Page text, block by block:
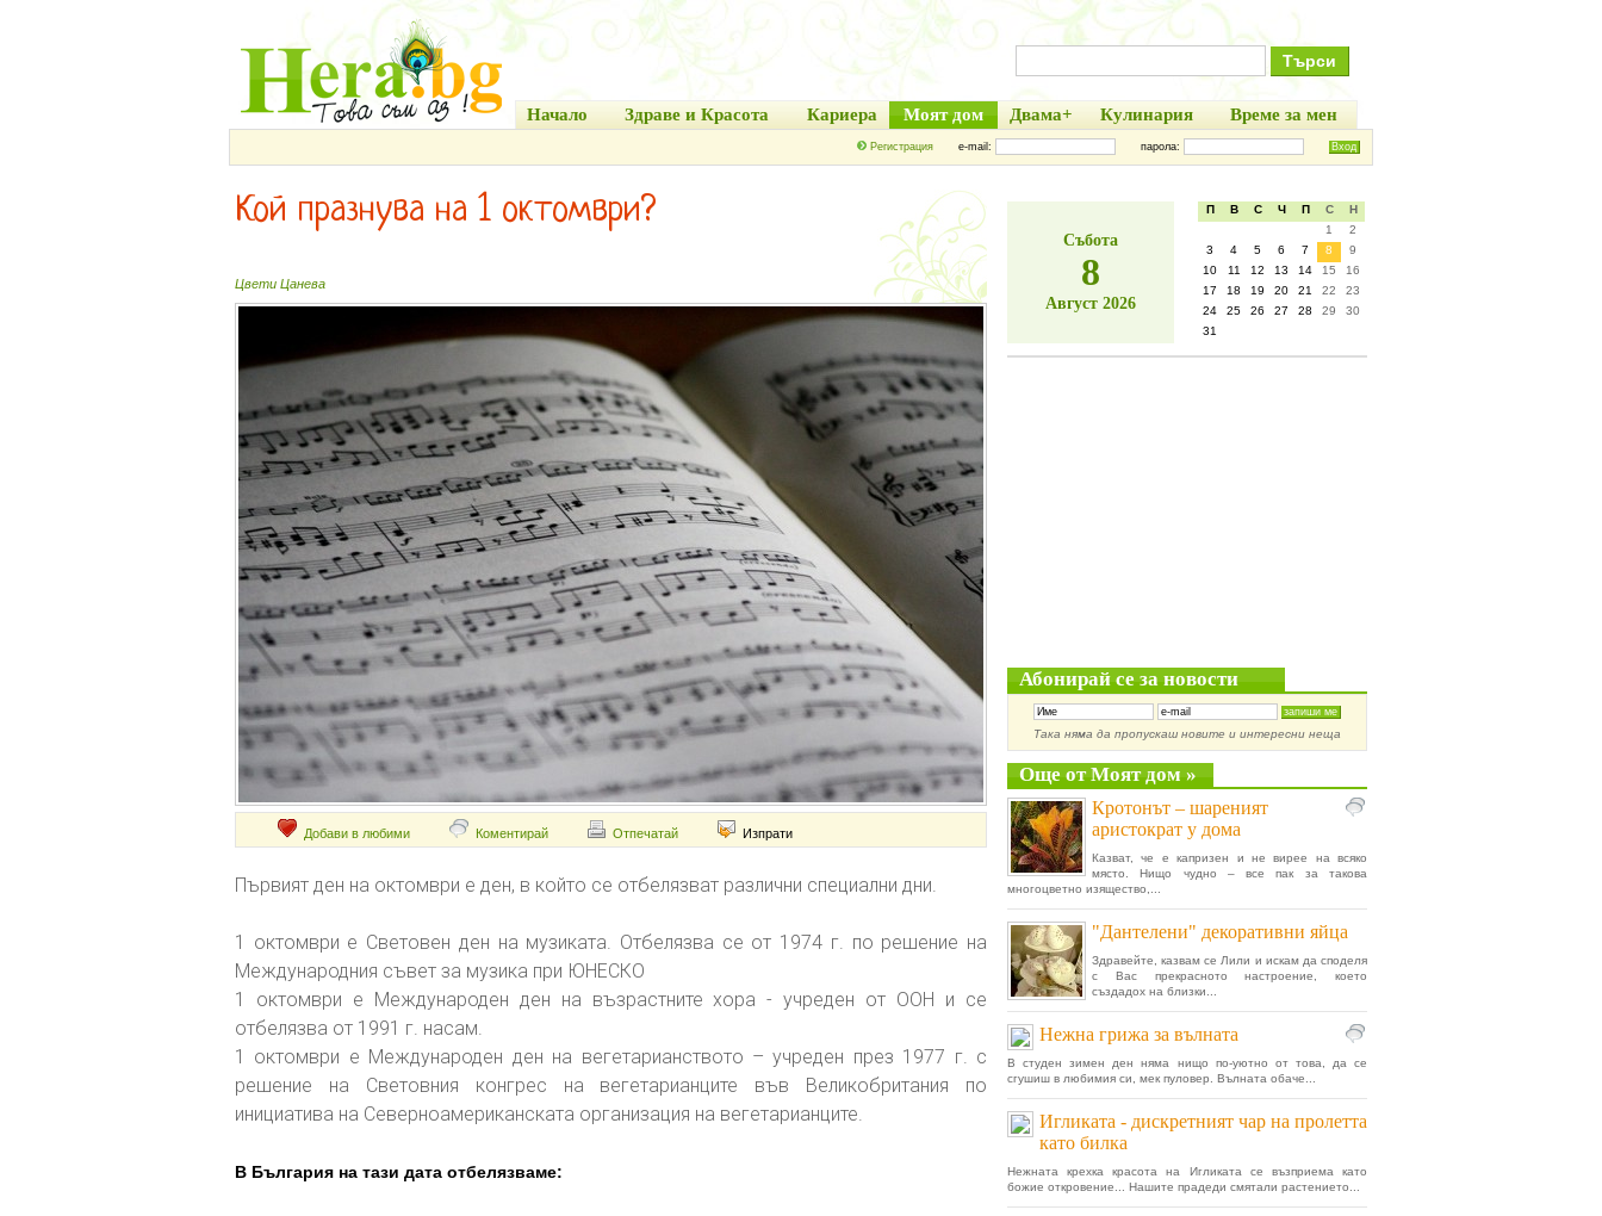
Начало Здраве и Красота Кариера Моят дом Двама+ Кулинария Време за мен
Регистрация e-mail: парола:
Кой празнува на 1 октомври?
Цвети Цанева
Добави в любими Коментирай Отпечатай Изпрати
Първият ден на октомври е ден, в който се отбелязват различни специални дни.
1 октомври е Световен ден на музиката. Отбелязва се от 1974 г. по решение на
Международния съвет за музика при ЮНЕСКО
1 октомври е Международен ден на възрастните хора - учреден от ООН и се
отбелязва от 1991 г. насам.
1 октомври е Международен ден на вегетарианството – учреден през 1977 г. с
решение на Световния конгрес на вегетарианците във Великобритания по
инициатива на Северноамериканската организация на вегетарианците.
В България на тази дата отбелязваме:
Събота
8
Август 2026
П В С Ч П С
Н
1
2
3
4 5 6 7 8
9
10
11 12 13 14 15
16
17
18 19 20 21 22
23
24
25 26 27 28 29
30
31
Абонирай се за новости
Така няма да пропускаш новите и интересни неща
Още от Моят дом »
Кротонът – шареният
аристократ у дома
Казват, че е капризен и не вирее на всяко
място. Нищо чудно – все пак за такова
многоцветно изящество,...
"Дантелени" декоративни яйца
Здравейте, казвам се Лили и искам да споделя
с Вас прекрасното настроение, което
създадох на близки...
Нежна грижа за вълната
В студен зимен ден няма нищо по-уютно от това, да се
сгушиш в любимия си, мек пуловер. Вълната обаче...
Игликата - дискретният чар на пролетта
като билка
Нежната крехка красота на Игликата се възприема като
божие откровение... Нашите прадеди смятали растението...